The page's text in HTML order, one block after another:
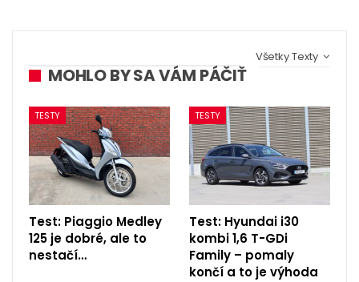
Všetky Texty
MOHLO BY SA VÁM PÁČIŤ
TESTY
Test: Piaggio Medley
125 je dobré, ale to
nestačí…
TESTY
Test: Hyundai i30
kombi 1,6 T-GDi
Family – pomaly
končí a to je výhoda